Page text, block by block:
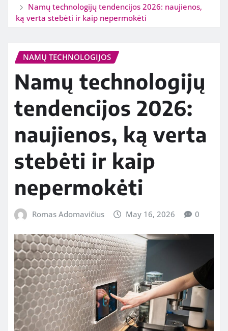
Namų technologijų tendencijos 2026: naujienos,
ką verta stebėti ir kaip nepermokėti
NAMŲ TECHNOLOGIJOS
Namų technologijų
tendencijos 2026:
naujienos, ką verta
stebėti ir kaip
nepermokėti
Romas Adomavičius May 16, 2026 0